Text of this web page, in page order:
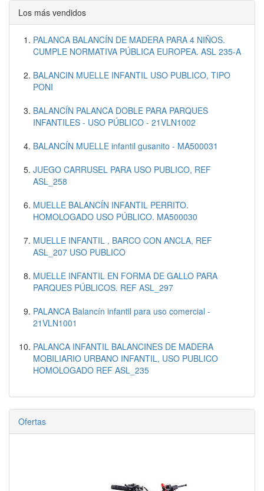
Los más vendidos
PALANCA BALANCÍN DE MADERA PARA 4 NIÑOS.
CUMPLE NORMATIVA PÚBLICA EUROPEA. ASL 235-A
BALANCIN MUELLE INFANTIL USO PUBLICO, TIPO
PONI
BALANCÍN PALANCA DOBLE PARA PARQUES
INFANTILES - USO PÚBLICO - 21VLN1002
BALANCÍN MUELLE infantil gusanito - MA500031
JUEGO CARRUSEL PARA USO PUBLICO, REF
ASL_258
MUELLE BALANCÍN INFANTIL PERRITO.
HOMOLOGADO USO PÚBLICO. MA500030
MUELLE INFANTIL , BARCO CON ANCLA, REF
ASL_207 USO PUBLICO
MUELLE INFANTIL EN FORMA DE GALLO PARA
PARQUES PÚBLICOS. REF ASL_297
PALANCA Balancín infantil para uso comercial -
21VLN1001
PALANCA INFANTIL BALANCINES DE MADERA
MOBILIARIO URBANO INFANTIL, USO PUBLICO
HOMOLOGADO REF ASL_235
Ofertas